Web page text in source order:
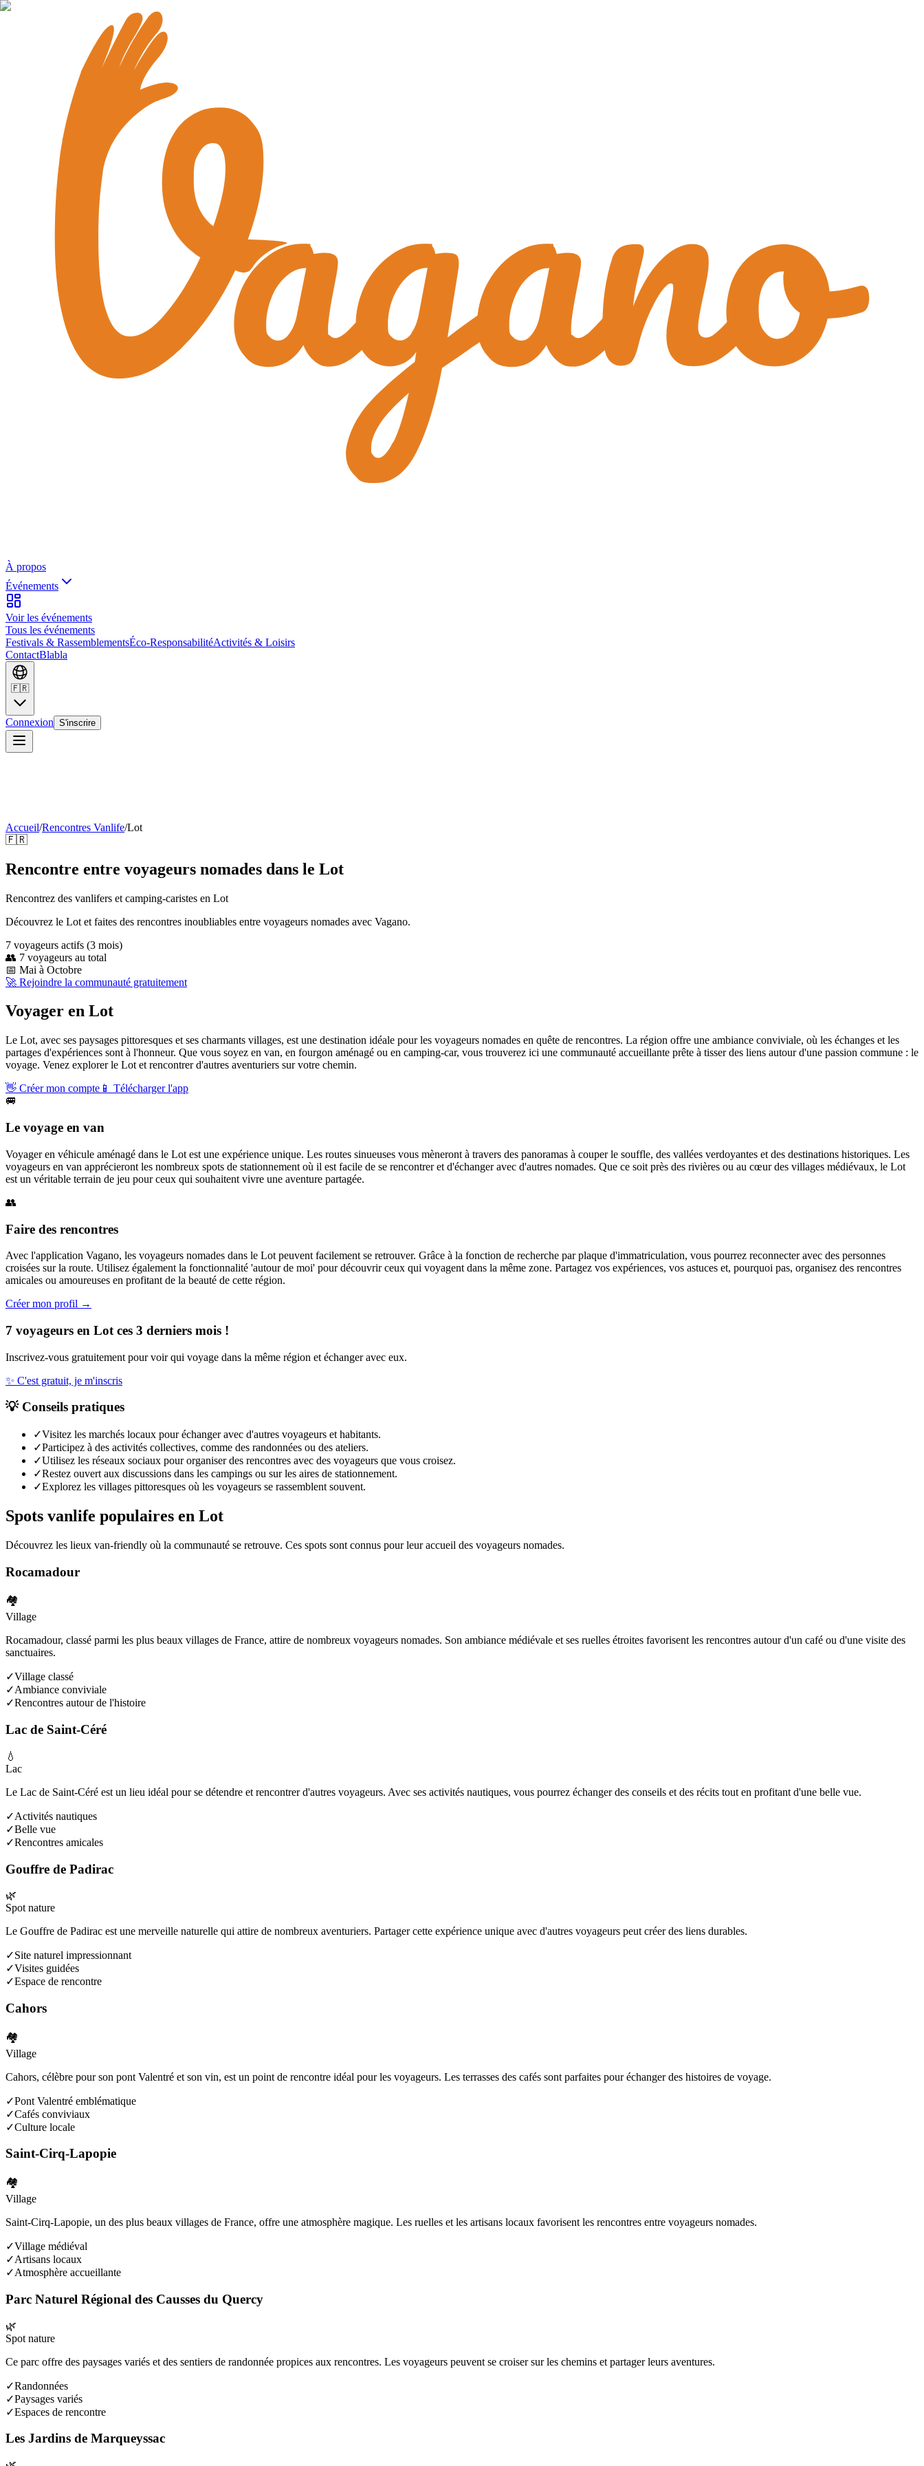
À propos
Événements
Voir les événements
Tous les événements
Festivals & RassemblementsÉco-ResponsabilitéActivités & Loisirs
ContactBlabla
🇫🇷
Connexion S'inscrire
Accueil/Rencontres Vanlife/Lot
🇫🇷
Rencontre entre voyageurs nomades dans le Lot
Rencontrez des vanlifers et camping-caristes en Lot
Découvrez le Lot et faites des rencontres inoubliables entre voyageurs nomades avec Vagano.
7 voyageurs actifs (3 mois)
👥 7 voyageurs au total
📅 Mai à Octobre
🚀 Rejoindre la communauté gratuitement
Voyager en Lot
Le Lot, avec ses paysages pittoresques et ses charmants villages, est une destination idéale pour les voyageurs nomades en quête de rencontres. La région offre une ambiance conviviale, où les échanges et les
partages d'expériences sont à l'honneur. Que vous soyez en van, en fourgon aménagé ou en camping-car, vous trouverez ici une communauté accueillante prête à tisser des liens autour d'une passion commune : le
voyage. Venez explorer le Lot et rencontrer d'autres aventuriers sur votre chemin.
👋 Créer mon compte 📱 Télécharger l'app
🚐
Le voyage en van
Voyager en véhicule aménagé dans le Lot est une expérience unique. Les routes sinueuses vous mèneront à travers des panoramas à couper le souffle, des vallées verdoyantes et des destinations historiques. Les
voyageurs en van apprécieront les nombreux spots de stationnement où il est facile de se rencontrer et d'échanger avec d'autres nomades. Que ce soit près des rivières ou au cœur des villages médiévaux, le Lot
est un véritable terrain de jeu pour ceux qui souhaitent vivre une aventure partagée.
👥
Faire des rencontres
Avec l'application Vagano, les voyageurs nomades dans le Lot peuvent facilement se retrouver. Grâce à la fonction de recherche par plaque d'immatriculation, vous pourrez reconnecter avec des personnes
croisées sur la route. Utilisez également la fonctionnalité 'autour de moi' pour découvrir ceux qui voyagent dans la même zone. Partagez vos expériences, vos astuces et, pourquoi pas, organisez des rencontres
amicales ou amoureuses en profitant de la beauté de cette région.
Créer mon profil →
7 voyageurs en Lot ces 3 derniers mois !
Inscrivez-vous gratuitement pour voir qui voyage dans la même région et échanger avec eux.
✨ C'est gratuit, je m'inscris
💡Conseils pratiques
✓Visitez les marchés locaux pour échanger avec d'autres voyageurs et habitants.
✓Participez à des activités collectives, comme des randonnées ou des ateliers.
✓Utilisez les réseaux sociaux pour organiser des rencontres avec des voyageurs que vous croisez.
✓Restez ouvert aux discussions dans les campings ou sur les aires de stationnement.
✓Explorez les villages pittoresques où les voyageurs se rassemblent souvent.
Spots vanlife populaires en Lot
Découvrez les lieux van-friendly où la communauté se retrouve. Ces spots sont connus pour leur accueil des voyageurs nomades.
Rocamadour
🏘️
Village
Rocamadour, classé parmi les plus beaux villages de France, attire de nombreux voyageurs nomades. Son ambiance médiévale et ses ruelles étroites favorisent les rencontres autour d'un café ou d'une visite des
sanctuaires.
✓Village classé
✓Ambiance conviviale
✓Rencontres autour de l'histoire
Lac de Saint-Céré
💧
Lac
Le Lac de Saint-Céré est un lieu idéal pour se détendre et rencontrer d'autres voyageurs. Avec ses activités nautiques, vous pourrez échanger des conseils et des récits tout en profitant d'une belle vue.
✓Activités nautiques
✓Belle vue
✓Rencontres amicales
Gouffre de Padirac
🌿
Spot nature
Le Gouffre de Padirac est une merveille naturelle qui attire de nombreux aventuriers. Partager cette expérience unique avec d'autres voyageurs peut créer des liens durables.
✓Site naturel impressionnant
✓Visites guidées
✓Espace de rencontre
Cahors
🏘️
Village
Cahors, célèbre pour son pont Valentré et son vin, est un point de rencontre idéal pour les voyageurs. Les terrasses des cafés sont parfaites pour échanger des histoires de voyage.
✓Pont Valentré emblématique
✓Cafés conviviaux
✓Culture locale
Saint-Cirq-Lapopie
🏘️
Village
Saint-Cirq-Lapopie, un des plus beaux villages de France, offre une atmosphère magique. Les ruelles et les artisans locaux favorisent les rencontres entre voyageurs nomades.
✓Village médiéval
✓Artisans locaux
✓Atmosphère accueillante
Parc Naturel Régional des Causses du Quercy
🌿
Spot nature
Ce parc offre des paysages variés et des sentiers de randonnée propices aux rencontres. Les voyageurs peuvent se croiser sur les chemins et partager leurs aventures.
✓Randonnées
✓Paysages variés
✓Espaces de rencontre
Les Jardins de Marqueyssac